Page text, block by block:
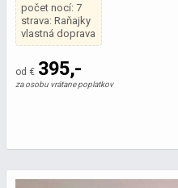
počet nocí: 7
strava: Raňajky
vlastná doprava
od € 395,-
za osobu vrátane poplatkov